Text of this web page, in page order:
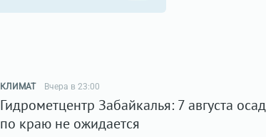
КЛИМАТ Вчера в 23:00
Гидрометцентр Забайкалья: 7 августа
по краю не ожидается